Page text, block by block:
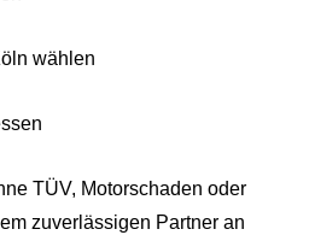
wählen
TÜV, Motorschaden oder
zuverlässigen Partner an